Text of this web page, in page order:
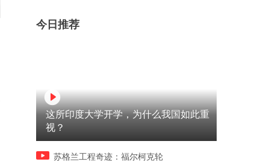
今日推荐
这所印度大学开学，为什么我国如此重
视？
苏格兰工程奇迹：福尔柯克轮